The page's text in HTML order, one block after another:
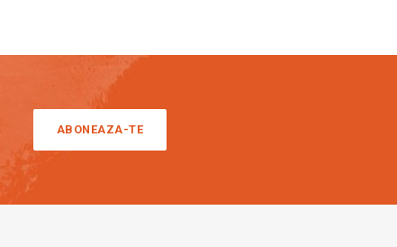
ABONEAZA-TE